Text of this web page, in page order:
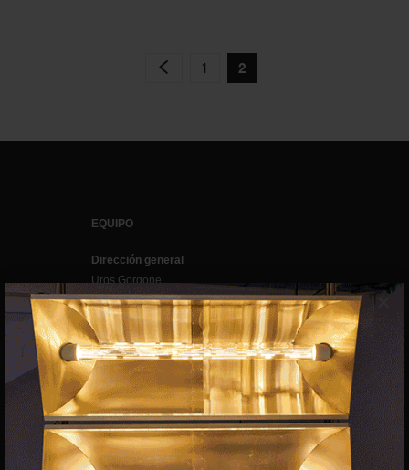
×
1 2
EQUIPO
Dirección general
Uros Gorgone
Federico Pazzagli
Dirección exibart.es
Carolina Ciuti
Administración
Evelyn Parretti
Marketing
Francesca Grismondi